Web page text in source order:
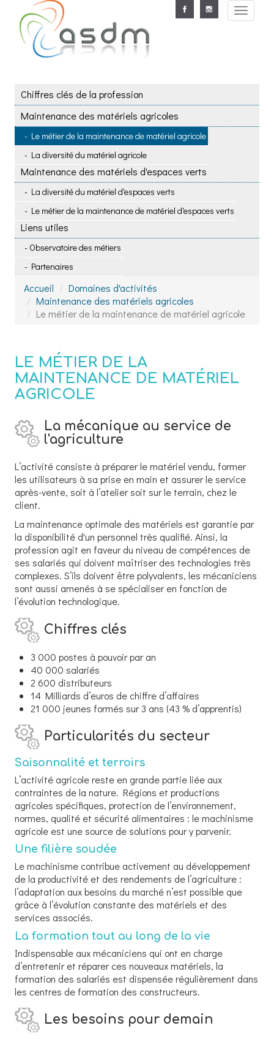
Aller au contenu principal
Toggle
Chiffres clés de la profession
Maintenance des matériels agricoles
Le métier de la maintenance de matériel agricole
La diversité du matériel agricole
Maintenance des matériels d'espaces verts
La diversité du matériel d'espaces verts
Le métier de la maintenance de matériel d'espaces verts
Liens utiles
Observatoire des métiers
Partenaires
Accueil
Domaines d'activités
Maintenance des matériels agricoles
Le métier de la maintenance de matériel agricole
LE MÉTIER DE LA
MAINTENANCE DE MATÉRIEL
AGRICOLE
La mécanique au service de
l'agriculture
L’activité consiste à préparer le matériel vendu, former
les utilisateurs à sa prise en main et assurer le service
après-vente, soit à l’atelier soit sur le terrain, chez le
client.
La maintenance optimale des matériels est garantie par
la disponibilité d'un personnel très qualifié. Ainsi, la
profession agit en faveur du niveau de compétences de
ses salariés qui doivent maîtriser des technologies très
complexes. S’ils doivent être polyvalents, les mécaniciens
sont aussi amenés à se spécialiser en fonction de
l’évolution technologique.
Chiffres clés
3 000 postes à pouvoir par an
40 000 salariés
2 600 distributeurs
14 Milliards d’euros de chiffre d’affaires
21 000 jeunes formés sur 3 ans (43 % d’apprentis)
Particularités du secteur
Saisonnalité et terroirs
L’activité agricole reste en grande partie liée aux
contraintes de la nature. Régions et productions
agricoles spécifiques, protection de l’environnement,
normes, qualité et sécurité alimentaires : le machinisme
agricole est une source de solutions pour y parvenir.
Une filière soudée
Le machinisme contribue activement au développement
de la productivité et des rendements de l’agriculture :
l’adaptation aux besoins du marché n’est possible que
grâce à l’évolution constante des matériels et des
services associés.
La formation tout au long de la vie
Indispensable aux mécaniciens qui ont en charge
d’entretenir et réparer ces nouveaux matériels, la
formation des salariés est dispensée régulièrement dans
les centres de formation des constructeurs.
Les besoins pour demain